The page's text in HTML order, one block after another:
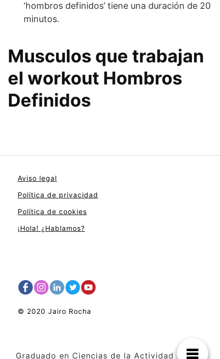
‘hombros definidos’ tiene una duración de 20
minutos.
Musculos que trabajan
el workout Hombros
Definidos
Aviso legal
Política de privacidad
Política de cookies
¡Hola! ¿Hablamos?
© 2020 Jairo Rocha
Graduado en Ciencias de la Actividad Física